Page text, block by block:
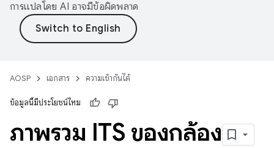
การแปลโดย AI อาจมีข้อผิดพลาด
AOSP เอกสาร ความเข้ากันได้
ข้อมูลนี้มีประโยชน์ไหม
ภาพรวม ITS ของกล้อง